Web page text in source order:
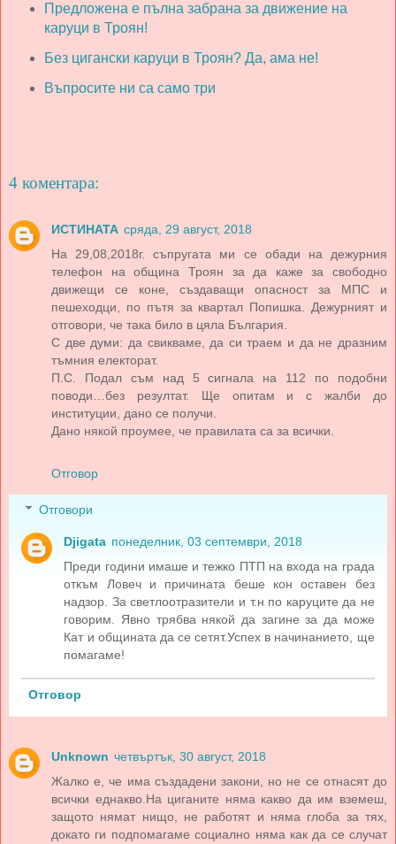
Предложена е пълна забрана за движение на
каруци в Троян!
Без цигански каруци в Троян? Да, ама не!
Въпросите ни са само три
4 коментара:
ИСТИНАТА сряда, 29 август, 2018
На 29,08,2018г. съпругата ми се обади на дежурния
телефон на община Троян за да каже за свободно
движещи се коне, създаващи опасност за МПС и
пешеходци, по пътя за квартал Попишка. Дежурният и
отговори, че така било в цяла България.
С две думи: да свикваме, да си траем и да не дразним
тъмния електорат.
П.С. Подал съм над 5 сигнала на 112 по подобни
поводи…без резултат. Ще опитам и с жалби до
институции, дано се получи.
Дано някой проумее, че правилата са за всички.
Отговор
Отговори
Djigata понеделник, 03 септември, 2018
Преди години имаше и тежко ПТП на входа на града
откъм Ловеч и причината беше кон оставен без
надзор. За светлоотразители и т.н по каруците да не
говорим. Явно трябва някой да загине за да може
Кат и общината да се сетят.Успех в начинанието, ще
помагаме!
Отговор
Unknown четвъртък, 30 август, 2018
Жалко е, че има създадени закони, но не се отнасят до
всички еднакво.На циганите няма какво да им вземеш,
защото нямат нищо, не работят и няма глоба за тях,
докато ги подпомагаме социално няма как да се случат